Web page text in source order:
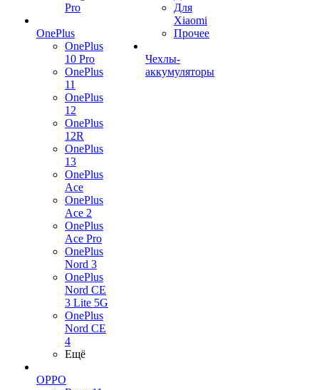
Pro
OnePlus
OnePlus
10 Pro
OnePlus
11
OnePlus
12
OnePlus
12R
OnePlus
13
OnePlus
Ace
OnePlus
Ace 2
OnePlus
Ace Pro
OnePlus
Nord 3
OnePlus
Nord CE
3 Lite 5G
OnePlus
Nord CE
4
Ещё
OPPO
Для
Xiaomi
Прочее
Чехлы-
аккумуляторы